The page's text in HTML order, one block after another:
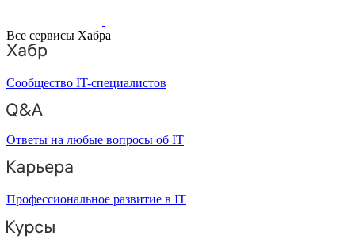
Все сервисы Хабра
Сообщество IT-специалистов
Ответы на любые вопросы об IT
Профессиональное развитие в IT